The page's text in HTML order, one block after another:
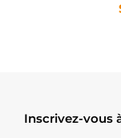
Inscrivez-vous